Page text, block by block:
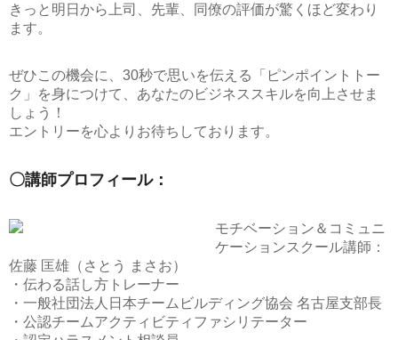
きっと明日から上司、先輩、同僚の評価が驚くほど変わり
ます。
ぜひこの機会に、 30秒で思いを伝える「ピンポイントトー
ク」
を身につけて、あなたのビジネススキルを向上させま
しょう！
エントリーを心よりお待ちしております。
〇講師プロフィール：
モチベーション＆コミュニ
ケーションスクール講師：
佐藤 匡雄（さとう まさお）
・伝わる話し方トレーナー
・一般社団法人日本チームビルディング協会 名古屋支部長
・公認チームアクティビティファシリテーター